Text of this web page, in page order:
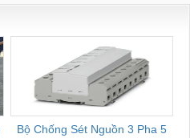
CHUA CHAY
Bộ Chống Sét Nguồn 3 Pha 5